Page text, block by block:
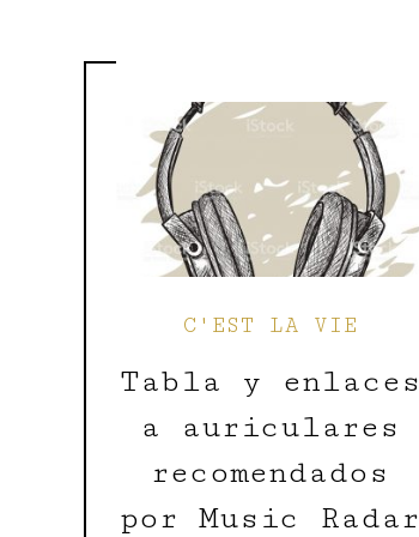
C'EST LA VIE
Tabla y enlaces
a auriculares
recomendados
por Music Radar